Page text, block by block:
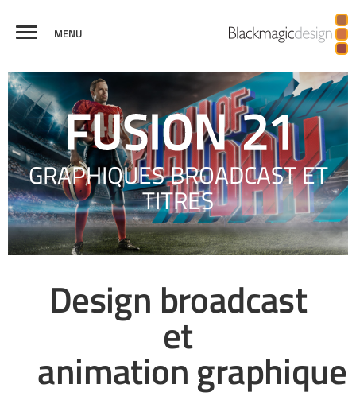
MENU
FUSIONEFFETS
VISUELS
RÉALITÉ
VIRTUELLE ET 3D BROADCAST
PRODUCTIONSCOMPARER
GRAPHIQUES BROADCAST ET
TITRES
Design broadcast
et
animation graphique